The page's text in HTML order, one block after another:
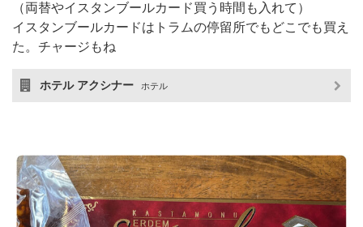
（両替やイスタンブールカード買う時間も入れて）
イスタンブールカードはトラムの停留所でもどこでも買え
た。チャージもね
ホテル アクシナー ホテル